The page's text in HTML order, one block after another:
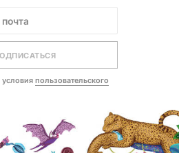
пользовательского